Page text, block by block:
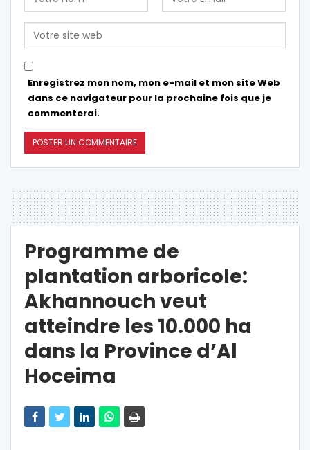
Enregistrez mon nom, mon e-mail et mon site Web
dans ce navigateur pour la prochaine fois que je
commenterai.
Programme de
plantation arboricole:
Akhannouch veut
atteindre les 10.000 ha
dans la Province d’Al
Hoceima